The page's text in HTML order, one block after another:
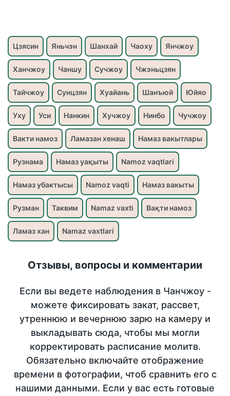
Цзясин Яньчэн Шанхай Чаоху Янчжоу
Ханчжоу Чаншу Сучжоу Чжэньцзян
Тайчжоу Сунцзян Хуайань Шанъюй Юйяо
Уху Уси Нанкин Хучжоу Нинбо Чучжоу
Вакти намоз Ламазан хенаш Намаз вакытлары
Рузнама Намаз уақыты Namoz vaqtlari
Намаз убактысы Namoz vaqti Намаз вакыты
Рузман Таквим Namaz vaxti Вақти намоз
Ламаз хан Namaz vaxtlari
Отзывы, вопросы и комментарии
Если вы ведете наблюдения в Чанчжоу -
можете фиксировать закат, рассвет,
утреннюю и вечернюю зарю на камеру и
выкладывать сюда, чтобы мы могли
корректировать расписание молитв.
Обязательно включайте отображение
времени в фотографии, чтоб сравнить его с
нашими данными. Если у вас есть готовые